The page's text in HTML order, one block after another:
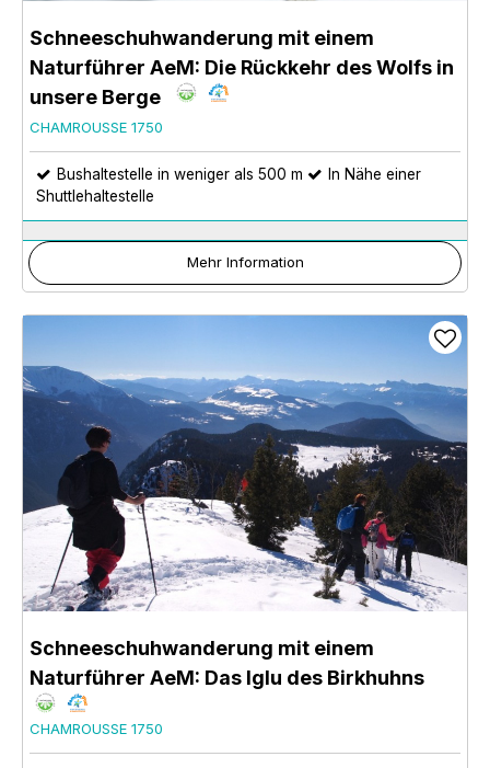
Schneeschuhwanderung mit einem
Naturführer AeM: Die Rückkehr des Wolfs in
unsere Berge
CHAMROUSSE 1750
Bushaltestelle in weniger als 500 m
In Nähe einer
Shuttlehaltestelle
Mehr Information
Schneeschuhwanderung mit einem
Naturführer AeM: Das Iglu des Birkhuhns
CHAMROUSSE 1750